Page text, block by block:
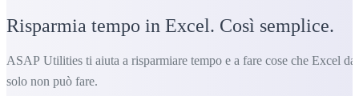
Risparmia tempo in Excel. Così semplice.
ASAP Utilities ti aiuta a risparmiare tempo e a fare cose che Excel da
solo non può fare.